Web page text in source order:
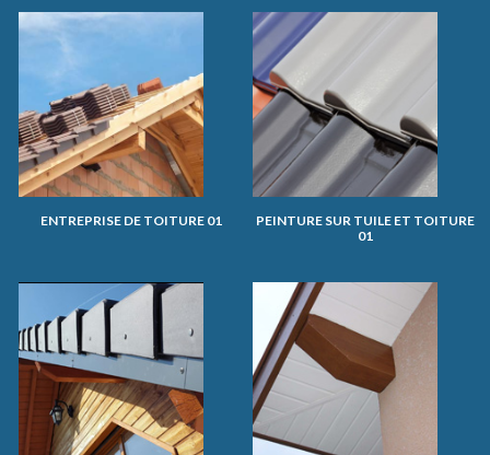
ENTREPRISE DE TOITURE 01
PEINTURE SUR TUILE ET TOITURE
01